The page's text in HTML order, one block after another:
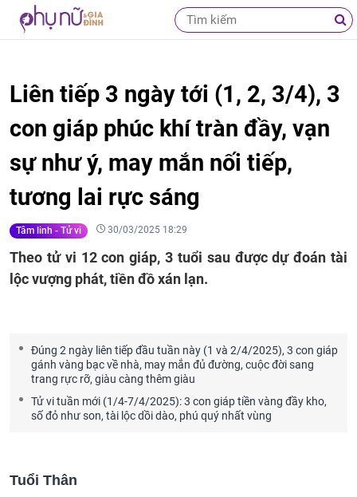
Liên tiếp 3 ngày tới (1, 2, 3/4), 3
con giáp phúc khí tràn đầy, vạn
sự như ý, may mắn nối tiếp,
tương lai rực sáng
Tâm linh - Tử vi 30/03/2025 18:29
Theo tử vi 12 con giáp, 3 tuổi sau được dự đoán tài
lộc vượng phát, tiền đồ xán lạn.
Đúng 2 ngày liên tiếp đầu tuần này (1 và 2/4/2025), 3 con giáp
gánh vàng bạc về nhà, may mắn đủ đường, cuộc đời sang
trang rực rỡ, giàu càng thêm giàu
Tử vi tuần mới (1/4-7/4/2025): 3 con giáp tiền vàng đầy kho,
số đỏ như son, tài lộc dồi dào, phú quý nhất vùng
Tuổi Thân